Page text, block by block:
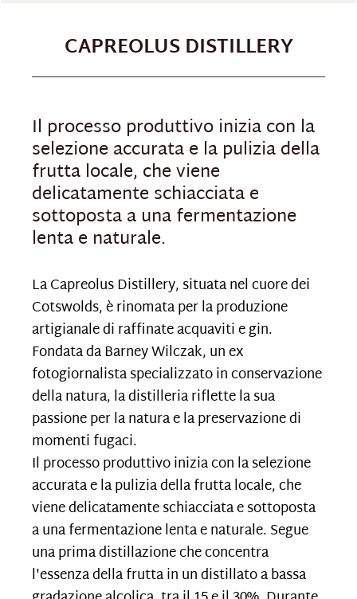
CAPREOLUS DISTILLERY
Il processo produttivo inizia con la
selezione accurata e la pulizia della
frutta locale, che viene
delicatamente schiacciata e
sottoposta a una fermentazione
lenta e naturale.
La Capreolus Distillery, situata nel cuore dei
Cotswolds, è rinomata per la produzione
artigianale di raffinate acquaviti e gin.
Fondata da Barney Wilczak, un ex
fotogiornalista specializzato in conservazione
della natura, la distilleria riflette la sua
passione per la natura e la preservazione di
momenti fugaci.
Il processo produttivo inizia con la selezione
accurata e la pulizia della frutta locale, che
viene delicatamente schiacciata e sottoposta
a una fermentazione lenta e naturale. Segue
una prima distillazione che concentra
l'essenza della frutta in un distillato a bassa